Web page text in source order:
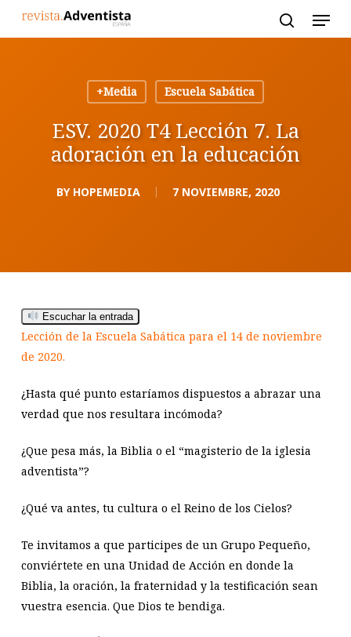
+Media
Escuela Sabática
ESV. 2020 T4 Lección 7. La
adoración en la educación
BY HOPEMEDIA 7 NOVIEMBRE, 2020
Escuchar la entrada
Lección de la Escuela Sabática para el 14 de noviembre
de 2020.
¿Hasta qué punto estaríamos dispuestos a abrazar una
verdad que nos resultara incómoda?
¿Que pesa más, la Biblia o el “magisterio de la iglesia
adventista”?
¿Qué va antes, tu cultura o el Reino de los Cielos?
Te invitamos a que participes de un Grupo Pequeño,
conviértete en una Unidad de Acción en donde la
Biblia, la oración, la fraternidad y la testificación sean
vuestra esencia. Que Dios te bendiga.